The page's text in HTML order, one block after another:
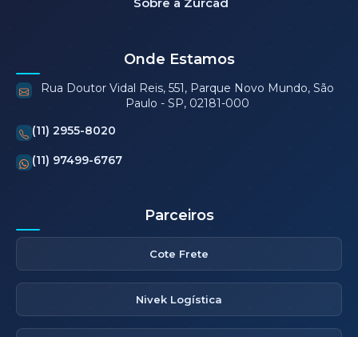
Onde Estamos
Rua Doutor Vidal Reis, 551, Parque Novo Mundo, São
Paulo - SP, 02181-000
(11) 2955-8020
(11) 97499-6767
Parceiros
Cote Frete
Nivek Logística